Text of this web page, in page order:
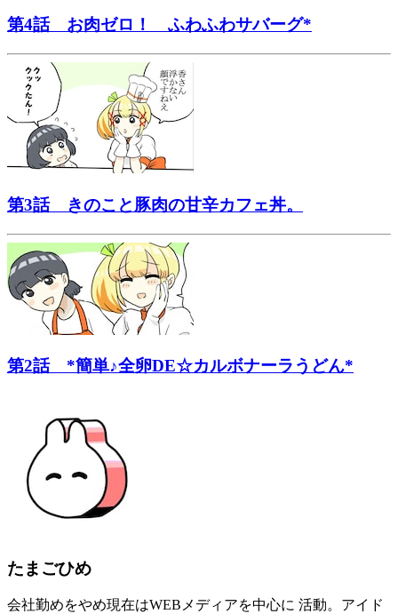
第4話 お肉ゼロ！ ふわふわサバーグ*
第3話 きのこと豚肉の甘辛カフェ丼。
第2話 *簡単♪全卵DE☆カルボナーラうどん*
たまごひめ
会社勤めをやめ現在はWEBメディアを中心に 活動。アイド